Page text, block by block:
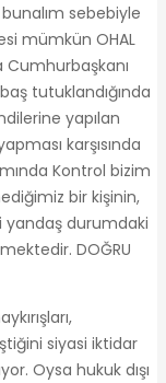
bunalım sebebiyle
mümkün OHAL
Cumhurbaşkanı
tutuklandığında
yapılan
karşısında
Kontrol bizim
bir kişinin,
yandaş durumdaki
DOĞRU
siyasi iktidar
Oysa hukuk dışı